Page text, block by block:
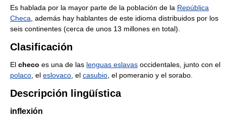
Es hablada por la mayor parte de la población de la República
Checa , además hay hablantes de este idioma distribuidos por los
seis continentes (cerca de unos 13 millones en total).
Clasificación
El checo es una de las lenguas eslavas occidentales, junto con el
polaco , el eslovaco , el casubio , el pomeranio y el sorabo.
Descripción lingüística
inflexión